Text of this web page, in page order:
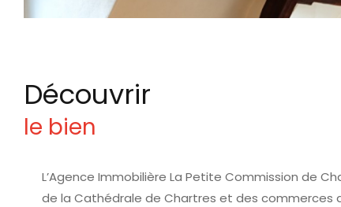
découvrir
le bien
L’Agence Immobilière La Petite Commission de
de la Cathédrale de Chartres et des commerces